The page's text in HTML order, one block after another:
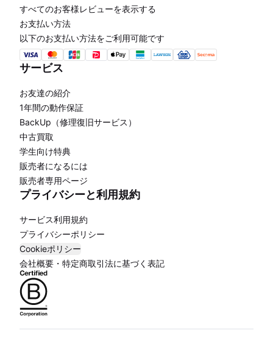
すべてのお客様レビューを表示する
お支払い方法
以下のお支払い方法をご利用可能です
サービス
お友達の紹介
1年間の動作保証
BackUp（修理復旧サービス）
中古買取
学生向け特典
販売者になるには
販売者専用ページ
プライバシーと利用規約
サービス利用規約
プライバシーポリシー
Cookieポリシー
会社概要・特定商取引法に基づく表記